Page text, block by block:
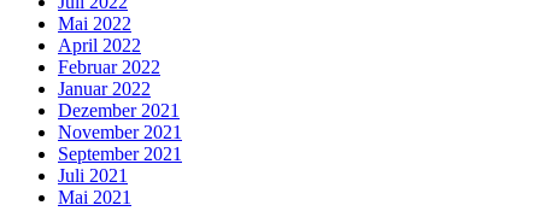
Mai 2022
April 2022
Februar 2022
Januar 2022
Dezember 2021
November 2021
September 2021
Juli 2021
Mai 2021